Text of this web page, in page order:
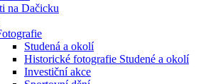
na Dačicku
Studená a okolí
Historické fotografie Studené a okolí
Investiční akce